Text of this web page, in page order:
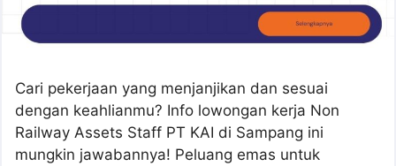
Cari pekerjaan yang menjanjikan dan sesuai
dengan keahlianmu? Info lowongan kerja Non
Railway Assets Staff PT KAI di Sampang ini
mungkin jawabannya! Peluang emas untuk